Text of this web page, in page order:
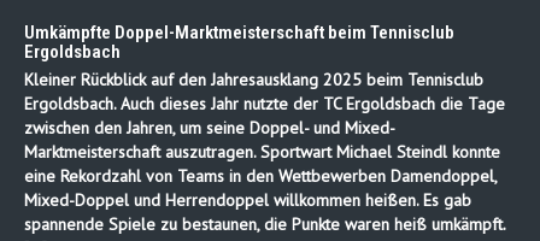
Umkämpfte Doppel-Marktmeisterschaft beim Tennisclub
Ergoldsbach
Kleiner Rückblick auf den Jahresausklang 2025 beim Tennisclub
Ergoldsbach. Auch dieses Jahr nutzte der TC Ergoldsbach die Tage
zwischen den Jahren, um seine Doppel- und Mixed-
Marktmeisterschaft auszutragen. Sportwart Michael Steindl konnte
eine Rekordzahl von Teams in den Wettbewerben Damendoppel,
Mixed-Doppel und Herrendoppel willkommen heißen. Es gab
spannende Spiele zu bestaunen, die Punkte waren heiß umkämpft.